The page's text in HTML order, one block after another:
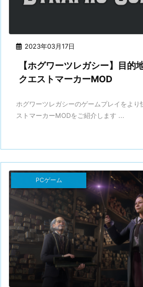
2023年03月17日
【ホグワーツレガシー】目的
クエストマーカーMOD
ホグワーツレガシーのゲームプレイをより
ストマーカーMODをご紹介します ...
PCゲーム